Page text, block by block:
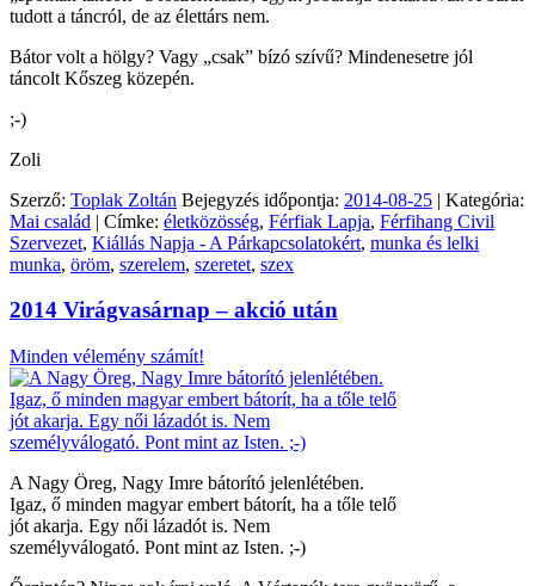
tudott a táncról, de az élettárs nem.
Bátor volt a hölgy? Vagy „csak” bízó szívű? Mindenesetre jól
táncolt Kőszeg közepén.
;-)
Zoli
Szerző: Toplak Zoltán Bejegyzés időpontja: 2014-08-25 | Kategória:
Mai család | Címke: életközösség, Férfiak Lapja, Férfihang Civil
Szervezet, Kiállás Napja - A Párkapcsolatokért, munka és lelki
munka, öröm, szerelem, szeretet, szex
2014 Virágvasárnap – akció után
Minden vélemény számít!
A Nagy Öreg, Nagy Imre bátorító jelenlétében.
Igaz, ő minden magyar embert bátorít, ha a tőle telő
jót akarja. Egy női lázadót is. Nem
személyválogató. Pont mint az Isten. ;-)